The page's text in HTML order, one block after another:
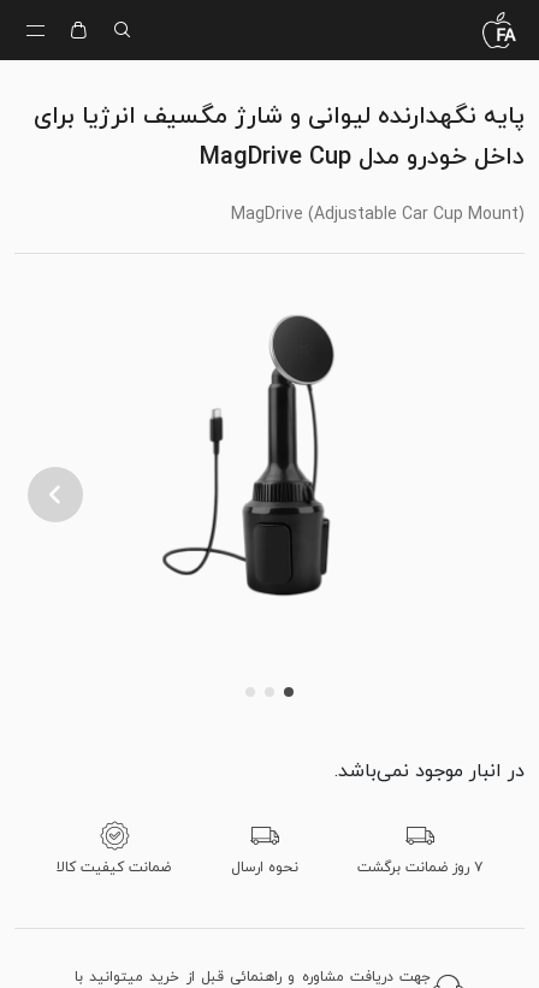
پایه نگهدارنده لیوانی و شارژ مگسیف انرژیا برای
داخل خودرو مدل MagDrive Cup
MagDrive (Adjustable Car Cup Mount)
در انبار موجود نمی‌باشد.
۷ روز ضمانت برگشت نحوه ارسال ضمانت کیفیت کالا
جهت دریافت مشاوره و راهنمائی قبل از خرید میتوانید با